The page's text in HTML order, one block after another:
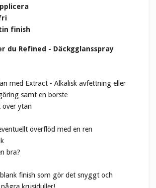
finish
du Refined - Däckgglansspray
med Extract - Alkalisk avfettning eller
samt en borste
över ytan
överflöd med en ren
bra?
finish som gör det snyggt och